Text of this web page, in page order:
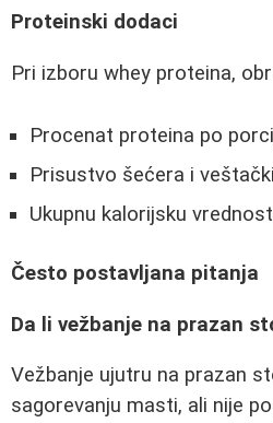
Proteinski dodaci
Pri izboru whey proteina,
Procenat proteina po
Prisustvo šećera i
Ukupnu kalorijsku vrednost
Često postavljana pitanja
Da li vežbanje na prazan
Vežbanje ujutru na prazan
sagorevanju masti, ali nije